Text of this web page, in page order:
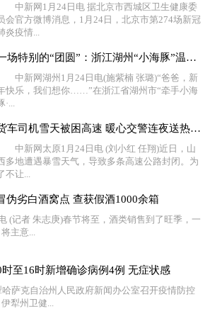
中新网1月24日电 据北京市西城区卫生健康委
会官方微博消息，1月24日，北京市第274场新冠
炎疫情...
一场特别的“团圆”：浙江湖州“小海豚”温暖过新年
中新网湖州1月24日电(施紫楠 张璐)“爸爸，新
快乐，我们想你……”在浙江省湖州市“牵手小海
·...
货车司机雪天被困高速 暖心交警连夜送热水食物
中新网太原1月24日电 (刘小红 任翔)近日，山
多地遭遇暴雪天气，导致多条高速公路封闭。为
不让...
伪劣白酒窝点 查获假酒1000余箱
者 朱志庚)春节将至，酒类销售到了旺季，一
主意...
至16时新增确诊病例4例 无症状感
克自治州人民政府新闻办公室召开疫情防控
犁州卫健...